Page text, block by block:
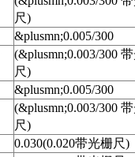
尺)
&plusmn;0.005/300
(&plusmn;0.003/300
尺)
&plusmn;0.005/300
(&plusmn;0.003/300
尺)
0.030(0.020带光栅尺)